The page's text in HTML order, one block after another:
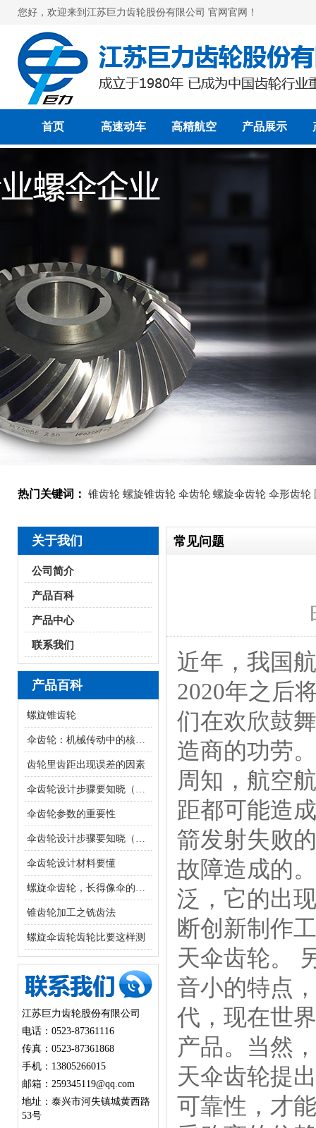
您好，欢迎来到江苏巨力齿轮股份有限公司 官网官网！
首页 高速动车 高精航空 产品展示
热门关键词： 锥齿轮 螺旋锥齿轮 伞齿轮 螺旋伞齿轮 伞形齿轮
关于我们
公司简介
产品百科
产品中心
联系我们
产品百科
螺旋锥齿轮
伞齿轮：机械传动中的核心组件
齿轮里齿距出现误差的因素
伞齿轮设计步骤要知晓（下）
伞齿轮参数的重要性
伞齿轮设计步骤要知晓（上）
伞齿轮设计材料要懂
螺旋伞齿轮，长得像伞的齿轮
锥齿轮加工之铣齿法
螺旋伞齿轮齿轮比要这样测
江苏巨力齿轮股份有限公司
电话：0523-87361116
传真：0523-87361868
手机：13805266015
邮箱：259345119@qq.com
地址：泰兴市河失镇城黄西路
53号
常见问题
近年，我国
2020年之后
们在欢欣鼓
造商的功劳
周知，航空
距都可能造
箭发射失败
故障造成的
泛，它的出
断创新制作
天伞齿轮。
音小的特点
代，现在世
产品。当然
天伞齿轮提
可靠性，才